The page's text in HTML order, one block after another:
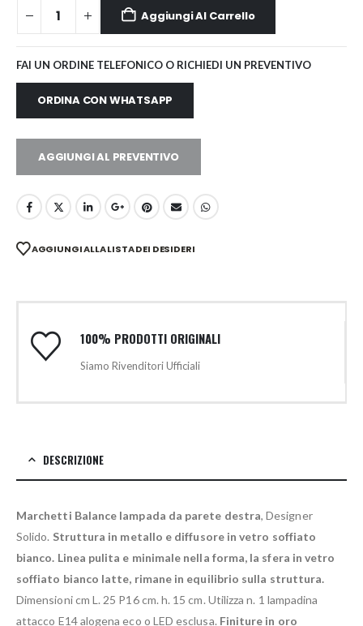
Aggiungi Al Carrello
FAI UN ORDINE TELEFONICO O RICHIEDI UN PREVENTIVO
ORDINA CON WHATSAPP
AGGIUNGI AL PREVENTIVO
AGGIUNGI ALLA LISTA DEI DESIDERI
100% PRODOTTI ORIGINALI
Siamo Rivenditori Ufficiali
DESCRIZIONE
Marchetti Balance lampada da parete destra, Designer
Solido. Struttura in metallo e diffusore in vetro soffiato
bianco. Linea pulita e minimale nella forma, la sfera in vetro
soffiato bianco latte, rimane in equilibrio sulla struttura.
Dimensioni cm L. 25 P16 cm. h. 15 cm. Utilizza n. 1 lampadina
attacco E14 alogena eco o LED esclusa. Finiture in oro